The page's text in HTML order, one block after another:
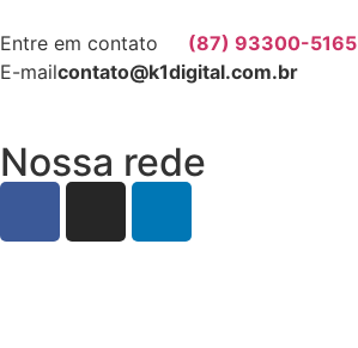
Entre em contato
(87) 93300-5165
E-mailcontato@k1digital.com.br
Nossa rede